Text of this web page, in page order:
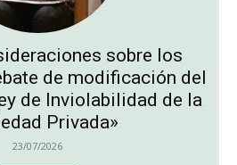
sobre los
de modificación del
de Inviolabilidad de la
Privada»
23/07/2026